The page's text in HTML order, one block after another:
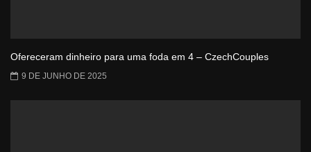
Ofereceram dinheiro para uma foda em 4 – CzechCouples
9 DE JUNHO DE 2025